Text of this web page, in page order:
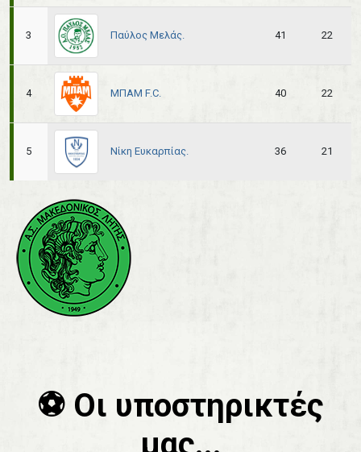
3 Παύλος Μελάς. 41 22
4 ΜΠΑΜ F.C. 40 22
5 Νίκη Ευκαρπίας. 36 21
⚽️ Οι υποστηρικτές
μας...